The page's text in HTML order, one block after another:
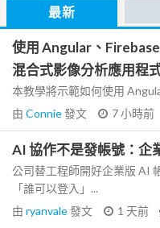
最新
使用 Angular、
混合式影像分析應用程
本教學將示範如何使用
由 Connie發文 7 小時前
AI 協作不是發帳號：企
公司替工程師開好企業版 AI
「誰可以登入」...
由 ryanvale發文 1 天前